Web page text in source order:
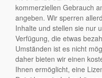
kommerziellen Gebrauch
angeben. Wir sperren
Inhalte und stellen sie nur
Verfügung, die etwas
Umständen ist es nicht
daher bieten wir einen
Ihnen ermöglicht, eine